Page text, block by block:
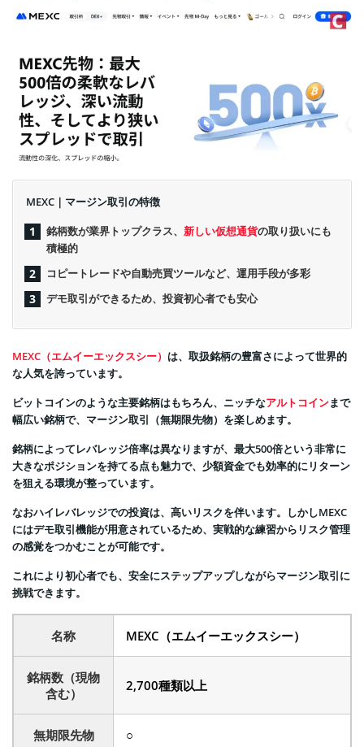
MEXC｜マージン取引の特徴
銘柄数が業界トップクラス、 新しい仮想通貨の取り扱いにも
積極的
コピートレードや自動売買ツールなど、運用手段が多彩
デモ取引ができるため、投資初心者でも安心
MEXC（エムイーエックスシー） は、取扱銘柄の豊富さによって世界的
な人気を誇っています。
ビットコインのような主要銘柄はもちろん、ニッチなアルトコインまで
幅広い銘柄で、マージン取引（無期限先物）を楽しめます。
銘柄によってレバレッジ倍率は異なりますが、最大500倍という非常に
大きなポジションを持てる点も魅力で、少額資金でも効率的にリターン
を狙える環境が整っています。
なおハイレバレッジでの投資は、高いリスクを伴います。しかしMEXC
にはデモ取引機能が用意されているため、実戦的な練習からリスク管理
の感覚をつかむことが可能です。
これにより初心者でも、安全にステップアップしながらマージン取引に
挑戦できます。
名称 MEXC（エムイーエックスシー）
銘柄数（現物
含む）
2,700種類以上
無期限先物 ○